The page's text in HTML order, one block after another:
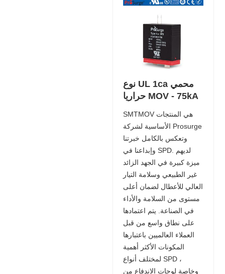
نوع UL 1ca محمي
حراريا MOV - 75kA
SMTMOV هي المنتجات
الأساسية لشركة Prosurge
وتعكس بالكامل خبرتنا
وإبداعنا في SPD. لديهم
ميزة كبيرة في الجهد الزائد
غير الطبيعي وسلامة التيار
العالي للأعطال لضمان أعلى
مستوى من السلامة والأداء
في الصناعة. يتم اعتمادها
على نطاق واسع من قبل
العملاء العالميين باعتبارها
المكونات الأكثر أهمية
لمختلف أنواع SPD ،
وخاصة لوحات الاندفاع من